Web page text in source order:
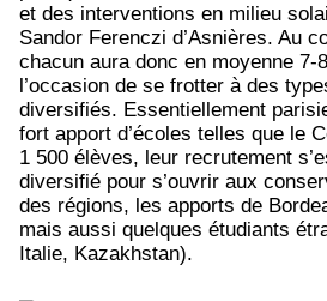
et des interventions en milieu
Sandor Ferenczi d’Asnières. Au
chacun aura donc en moyenne 7-
l’occasion de se frotter à des
diversifiés. Essentiellement
fort apport d’écoles telles que le
1 500 élèves, leur recrutement
diversifié pour s’ouvrir aux
des régions, les apports de
mais aussi quelques étudiants
Italie, Kazakhstan).